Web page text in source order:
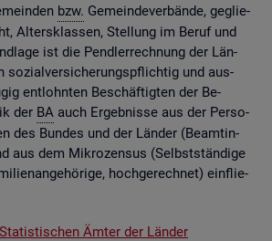
bzw. Ge­mein­de­ver­bän­de, ge­glie­
Al­ters­klas­sen, Stel­lung im Beruf und
ist die Pend­ler­rech­nung der Län­
so­zi­al­ver­si­che­rungs­pflich­tig und aus­
ent­lohn­ten Be­schäf­tig­ten der Be­
der BA auch Er­geb­nis­se aus der Per­so­
des Bun­des und der Län­der (Be­am­tin­
aus dem Mi­kro­zen­sus (Selbst­stän­di­ge
hoch­ge­rech­net) ein­flie­
Ämter der Län­der